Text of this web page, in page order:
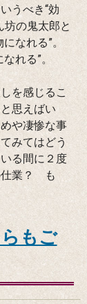
うべき“効
坊の鬼太郎と
なれる”。
れる”。
を感じるこ
思えばい
や凄惨な事
みてはどう
る間に２度
仕業？ も
もご